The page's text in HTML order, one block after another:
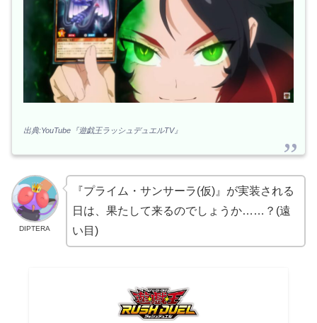
出典:YouTube『遊戯王ラッシュデュエルTV』
DIPTERA
『プライム・サンサーラ(仮)』が実装される
日は、果たして来るのでしょうか……？(遠
い目)